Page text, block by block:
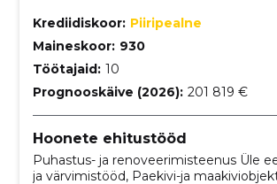
Krediidiskoor: Piiripealne
Maineskoor: 930
Töötajaid: 10
Prognooskäive (2026): 201 819 €
Hoonete ehitustööd
Puhastus- ja renoveerimisteenus Üle eesti, Liivapritsi-
ja värvimistööd, Paekivi-ja